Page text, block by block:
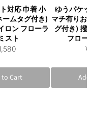
対応 巾着 小
ームタグ付き)
ロン フローラ
スト
to Cart
ゆうパケ
マチ有りお
グ付き) 撥
フロー